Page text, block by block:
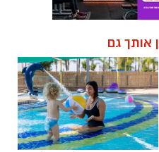
חוויית הקיץ המושלמת: הכל
במקום אחד ברשת הקאנטרי-
חודשיים + חודש מתנה (כולל
החגים!)